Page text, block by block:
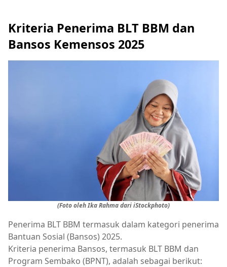
Kriteria Penerima BLT BBM dan
Bansos Kemensos 2025
(Foto oleh Ika Rahma dari iStockphoto)
Penerima BLT BBM termasuk dalam kategori penerima
Bantuan Sosial (Bansos) 2025.
Kriteria penerima Bansos, termasuk BLT BBM dan
Program Sembako (BPNT), adalah sebagai berikut: